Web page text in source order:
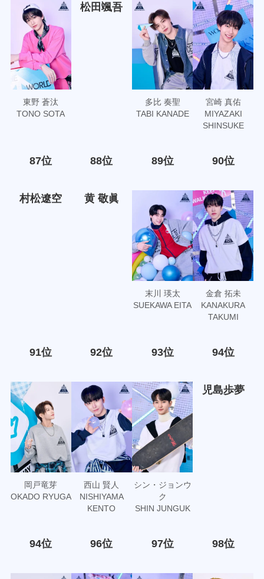
東野 蒼汰
TONO SOTA
松田颯吾
多比 奏聖
TABI KANADE
宮崎 真佑
MIYAZAKI
SHINSUKE
87位 88位 89位 90位
村松遼空 黄 敬眞
末川 瑛太
SUEKAWA EITA
金倉 拓未
KANAKURA
TAKUMI
91位 92位 93位 94位
岡戸竜芽
OKADO RYUGA
西山 賢人
NISHIYAMA
KENTO
シン・ジョンウ
ク
SHIN JUNGUK
児島歩夢
94位 96位 97位 98位